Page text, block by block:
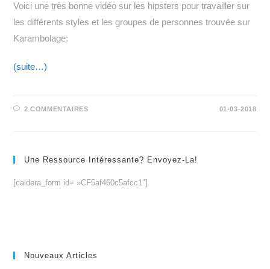
Voici une très bonne vidéo sur les hipsters pour travailler sur
les différents styles et les groupes de personnes trouvée sur
Karambolage:
(suite…)
2 COMMENTAIRES 01-03-2018
Une Ressource Intéressante? Envoyez-La!
[caldera_form id= »CF5af460c5afcc1″]
Nouveaux Articles